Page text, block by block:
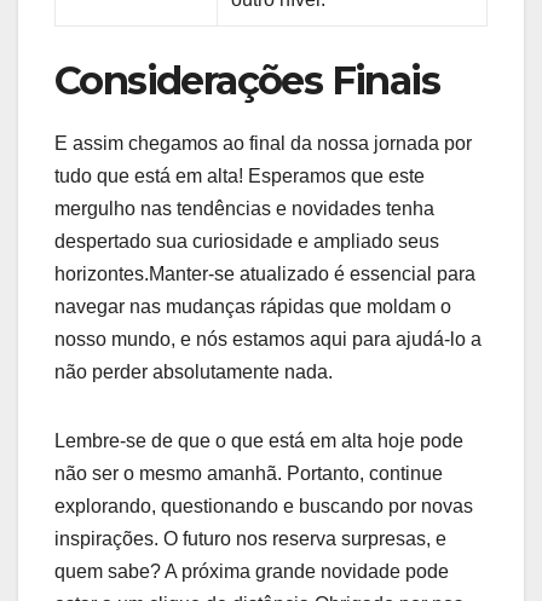
Considerações Finais
E assim chegamos ao final da nossa jornada⁤ por
tudo que está em‍ alta!⁢ Esperamos‌ que ⁢este
mergulho nas ⁢tendências e novidades⁤ tenha⁣
despertado ​sua curiosidade e ‍ampliado seus
⁣horizontes.Manter-se atualizado é ​essencial para⁤
navegar ⁤nas mudanças rápidas que moldam o
nosso mundo,‍ e nós⁢ estamos ‍aqui ⁣para ajudá-lo a
não perder absolutamente nada.
Lembre-se ‍de‌ que o⁤ que está ⁣em alta hoje pode
não ser o mesmo⁤ amanhã. ‌Portanto, ‍continue
explorando, questionando ‌e⁢ buscando por​ novas
⁤inspirações. O futuro nos reserva surpresas, e
⁢quem sabe? A próxima grande novidade pode